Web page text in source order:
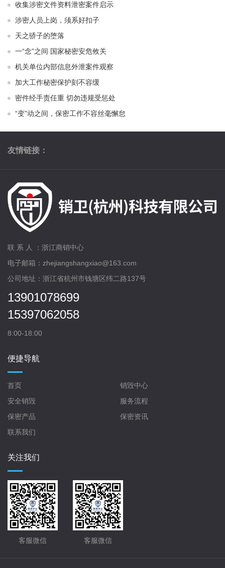
收集涉密文件资料泄密案件启示
涉密人员上岗，须系好扣子
天之骄子的堕落
一“念”之间 国家秘密安危攸关
机关单位内部信息外泄案件观察
加大工作秘密保护刻不容缓
密件经手责任重 切勿违规受惩处
“变”动之间，保密工作不容丝毫懈怠
友情链接：
联 系 人 ：浙江商销中心
电子邮箱：zhejiangshangxiao@163.com
公司地址：浙江省杭州市钱塘区纬二路137号
13901078699
15397062058
8:00-18:00
便捷导航
首页
销毁中心
安全销毁
服务流程
保密产品
保密资讯
联系我们
关注我们
客服微信 客服微信